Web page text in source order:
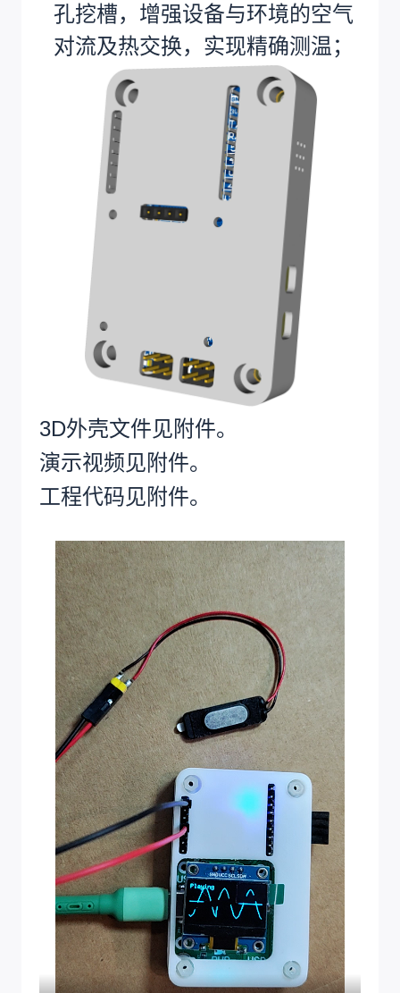
孔挖槽，增强设备与环境的空气
对流及热交换，实现精确测温；
3D外壳文件见附件。
演示视频见附件。
工程代码见附件。